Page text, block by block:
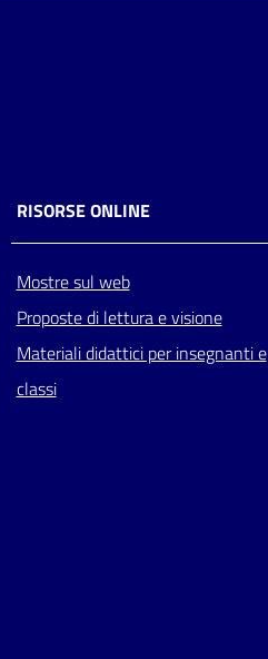
RISORSE ONLINE
Mostre sul web
Proposte di lettura e visione
Materiali didattici per insegnanti e
classi